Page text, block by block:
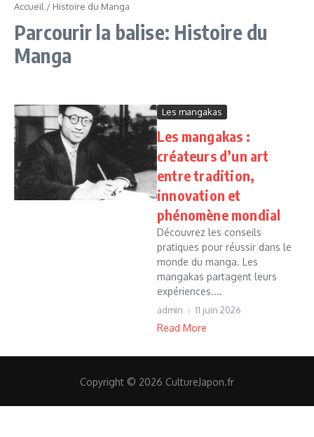
Accueil / Histoire du Manga
Parcourir la balise: Histoire du
Manga
Les mangakas
Les mangakas :
créateurs d’un art
entre tradition,
innovation et
phénomène mondial
Découvrez les conseils
pratiques pour réussir dans le
monde du manga. Les
mangakas partagent leurs
expériences....
admin 11 juin 2026
Read More